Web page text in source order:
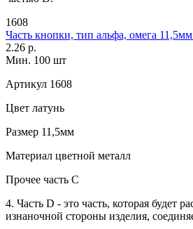
1608
Часть кнопки, тип альфа, омега
2.26 р.
Мин. 100 шт
Артикул 1608
Цвет латунь
Размер 11,5мм
Материал цветной металл
Прочее часть С
4. Часть D - это часть, которая будет
изнаночной стороны изделия,